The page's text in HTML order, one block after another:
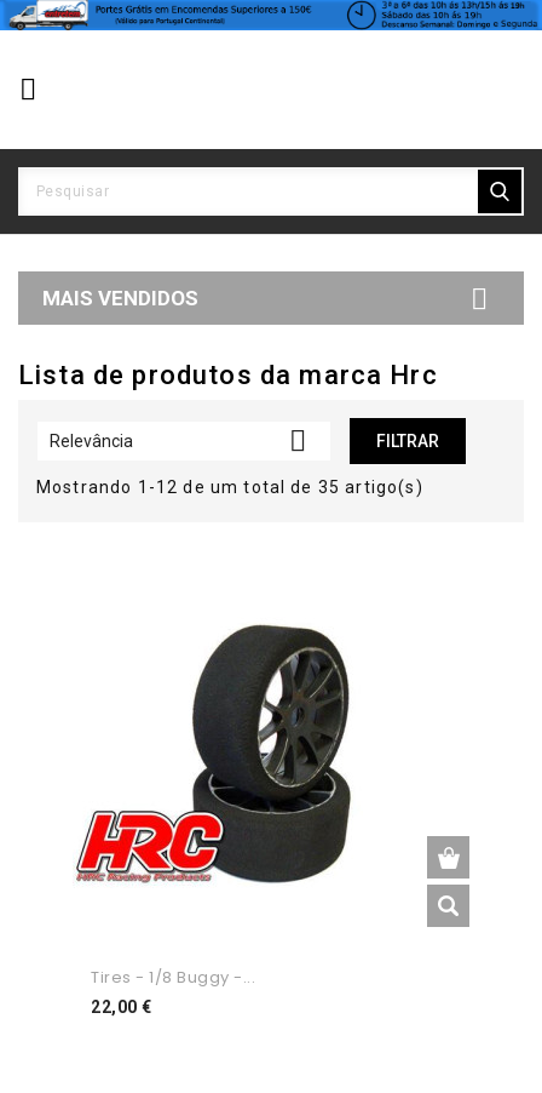

MAIS VENDIDOS 
Lista de produtos da marca Hrc
Relevância  FILTRAR
Mostrando 1-12 de um total de 35 artigo(s)
Tires - 1/8 Buggy -...
22,00 €Preço